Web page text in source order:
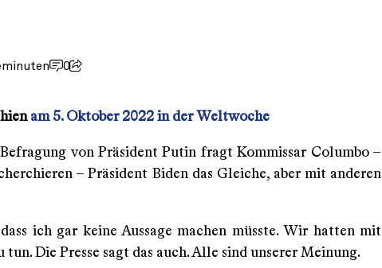
0
am 5. Oktober 2022 in der Weltwoche
von Präsident Putin fragt Kommissar Columbo –
– Präsident Biden das Gleiche, aber mit anderen
ich gar keine Aussage machen müsste. Wir hatten mit
tun. Die Presse sagt das auch. Alle sind unserer Meinung.